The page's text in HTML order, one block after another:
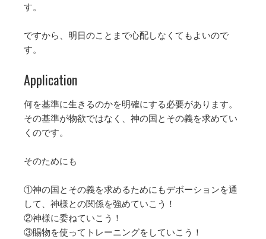
す。
ですから、明日のことまで心配しなくてもよいので
す。
Application
何を基準に生きるのかを明確にする必要があります。
その基準が物欲ではなく、神の国とその義を求めてい
くのです。
そのためにも
①神の国とその義を求めるためにもデボーションを通
して、神様との関係を強めていこう！
②神様に委ねていこう！
③賜物を使ってトレーニングをしていこう！